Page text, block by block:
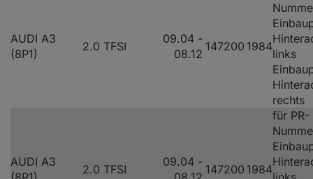
AUDI A3
(8P1)
2.0 TFSI
09.04 -
08.12
147200 1984
links
rechts
AUDI A3
2.0 TFSI
09.04 -
147200 1984
für PR-